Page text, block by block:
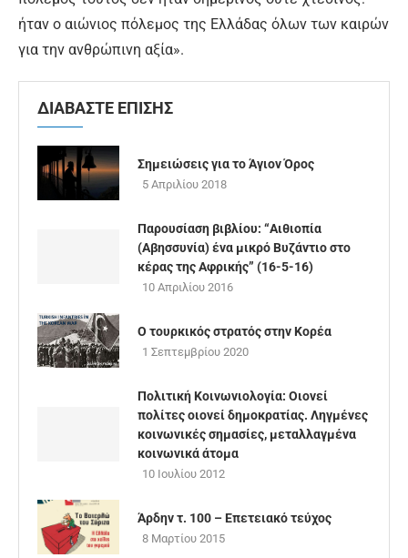
ήταν ο αιώνιος πόλεμος της Ελλάδας όλων των καιρών
για την ανθρώπινη αξία».
ΔΙΑΒΑΣΤΕ ΕΠΙΣΗΣ
Σημειώσεις για το Άγιον Όρος
5 Απριλίου 2018
Παρουσίαση βιβλίου: “Αιθιοπία
(Αβησσυνία) ένα μικρό Βυζάντιο στο
κέρας της Αφρικής” (16-5-16)
10 Απριλίου 2016
Ο τουρκικός στρατός στην Κορέα
1 Σεπτεμβρίου 2020
Πολιτική Κοινωνιολογία: Οιονεί
πολίτες οιονεί δημοκρατίας. Ληγμένες
κοινωνικές σημασίες, μεταλλαγμένα
κοινωνικά άτομα
10 Ιουλίου 2012
Άρδην τ. 100 – Επετειακό τεύχος
8 Μαρτίου 2015